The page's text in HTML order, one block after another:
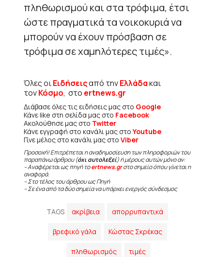
πληθωρισμού και στα τρόφιμα, έτσι
ώστε πραγματικά τα νοικοκυριά να
μπορούν να έχουν πρόσβαση σε
τρόφιμα σε χαμηλότερες τιμές».
Όλες οιΕιδήσειςαπό τηνΕλλάδακαι
τονΚόσμο, στο ertnews.gr
Διάβασε όλες τις ειδήσεις μας στο Google
Κάνε like στη σελίδα μας στο Facebook
Ακολούθησε μας στο Twitter
Κάνε εγγραφή στο κανάλι μας στοYoutube
Γίνε μέλος στο κανάλι μας στο Viber
Προσοχή! Επιτρέπεται η αναδημοσίευση των πληροφοριών του
παραπάνω άρθρου (όχι αυτολεξεί) ή μέρους αυτών μόνο αν:
– Αναφέρεται ως πηγή τοertnews.grστο σημείο όπου γίνεται η
αναφορά.
– Στο τέλος του άρθρου ως Πηγή
– Σε ένα από τα δύο σημεία να υπάρχει ενεργός σύνδεσμος
TAGS ακρίβεια απορρυπαντικά
βρεφικό γάλα Κώστας Σκρέκας
πληθωρισμός τιμές